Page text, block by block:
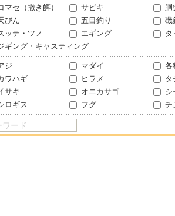
マセ（撒き餌） サビキ
胴
びん
五目釣り
磯
ッテ・ツノ
エギング
タ
ギング・キャスティング
ジ マダイ
各
ワハギ
ヒラメ
タ
サキ
オニカサゴ
シ
ロギス
フグ チ